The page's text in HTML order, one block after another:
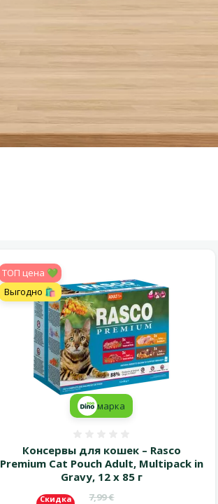
Консервы для кошек – Rasco
Premium Cat Pouch Adult, Multipack in
Gravy, 12 x 85 г
Исходная цена
7,99 €
Скидка
TOП цена 💚
Выгодно 🛍️
марка